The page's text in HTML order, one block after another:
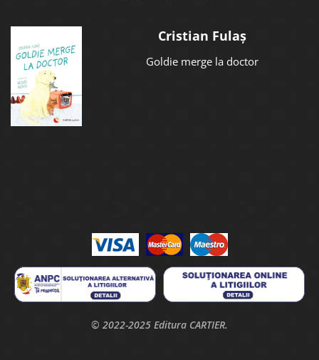
Cristian Fulaș
Goldie merge la doctor
© 2022-2025 Editura CARTIER.